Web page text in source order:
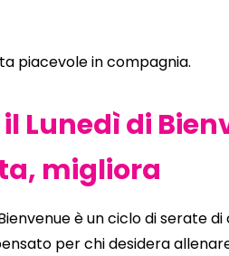
piacevole in compagnia.
il Lunedì di
migliora
è un ciclo di serate
per chi desidera